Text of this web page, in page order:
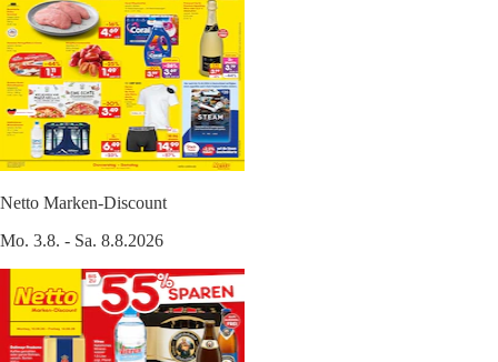
Netto Marken-Discount
Mo. 3.8. - Sa. 8.8.2026